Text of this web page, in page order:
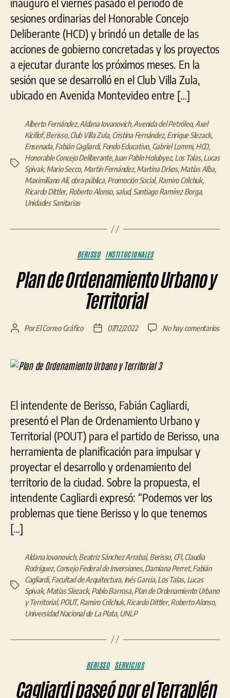
apertura
de
sesiones
Concejo
Deliberante
sesiones ordinarias del Honorable Concejo
Deliberante (HCD) y brindó un detalle de las
acciones de gobierno concretadas y los proyectos
a ejecutar durante los próximos meses. En la
sesión que se desarrolló en el Club Villa Zula,
ubicado en Avenida Montevideo entre […]
Etiquetas
Alberto Fernández,Aldana Iovanovich,Avenida del Petróleo, Axel
Kicillof,Berisso,Club Villa Zula, Cristina Fernández, Enrique Slezack,
Ensenada,Fabián Cagliardi, Fondo Educativo, Gabriel Lommi, HCD,
Honorable Concejo Deliberante,Juan Pablo Holubyez, Los Talas,Lucas
Spivak, Mario Secco, Martín Fernández,Martina Drkos,Matías Alba,
Maximiliano Alí,obra pública,Promoción Social, Ramiro Crilchuk,
Ricardo Dittler, Roberto Alonso, salud,Santiago Ramírez Borga,
Unidades Sanitarias
Categorías
BERISSO INSTITUCIONALES
Plan de Ordenamiento Urbano y
Territorial
Autor
entrada
PorEl Correo Gráfico
Fecha
entrada
07/12/2022 No hay comentariosen
El intendente de Berisso, Fabián Cagliardi,
presentó el Plan de Ordenamiento Urbano y
Territorial (POUT) para el partido de Berisso, una
herramienta de planificación para impulsar y
proyectar el desarrollo y ordenamiento del
territorio de la ciudad. Sobre la propuesta, el
intendente Cagliardi expresó: “Podemos ver los
problemas que tiene Berisso y lo que tenemos
[…]
Etiquetas
Aldana Iovanovich, Beatriz Sánchez Arrabal,Berisso, CFI, Claudia
Rodríguez, Consejo Federal de Inversiones, Damiana Perret, Fabián
Cagliardi, Facultad de Arquitectura, Inés Garcia, Los Talas, Lucas
Spivak, Matías Slezack, Pablo Barrosa, Plan de Ordenamiento Urbano
y Territorial,POUT,Ramiro Crilchuk, Ricardo Dittler, Roberto Alonso,
Universidad Nacional de La Plata, UNLP
Categorías
BERISSO SERVICIOS
Cagliardi paseó por el Terraplén